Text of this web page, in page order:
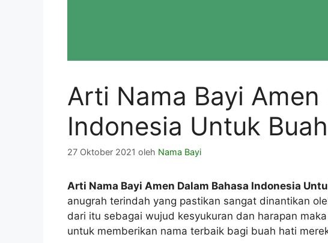
Arti Nama Bayi Amen
Indonesia Untuk
27 Oktober 2021 oleh Nama Bayi
Arti Nama Bayi Amen Dalam Bahasa Indonesia
anugrah terindah yang pastikan sangat dinantikan
dari itu sebagai wujud kesyukuran dan harapan
untuk memberikan nama terbaik bagi buah hati